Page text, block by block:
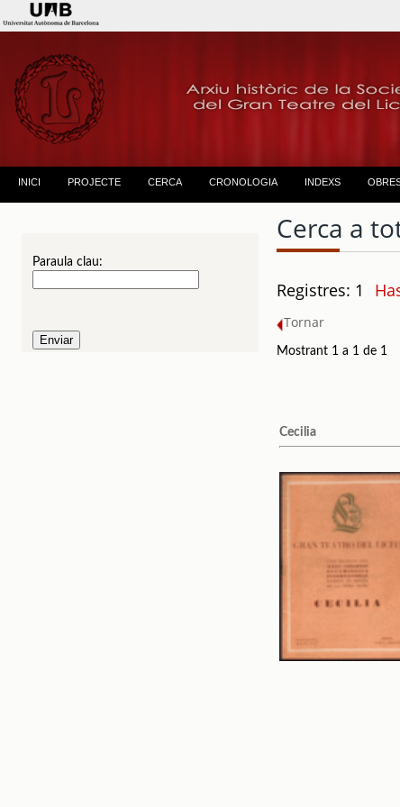
INICI PROJECTE CERCA CRONOLOGIA INDEXS
Paraula clau:
Cerca a
Registres: 1
Tornar
Mostrant 1 a 1 de 1
Cecilia